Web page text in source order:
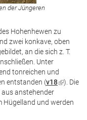
der Jüngeren
Hohenhewen zu
zwei konkave, oben
an die sich z. T.
Unter
tonreichen und
entstanden (v18(Link
extern)
). Die
anstehender
Hügelland und werden